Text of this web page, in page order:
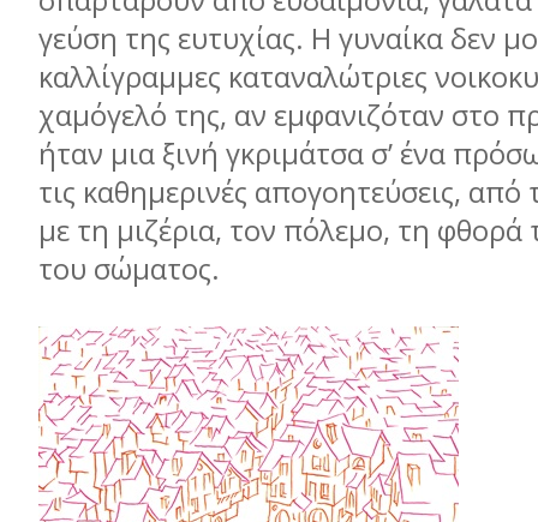
γεύση της ευτυχίας. Η γυναίκα δεν
καλλίγραμμες καταναλώτριες
χαμόγελό της, αν εμφανιζόταν στο
ήταν μια ξινή γκριμάτσα σ’ ένα
τις καθημερινές απογοητεύσεις,
με τη μιζέρια, τον πόλεμο, τη φθορά
του σώματος.